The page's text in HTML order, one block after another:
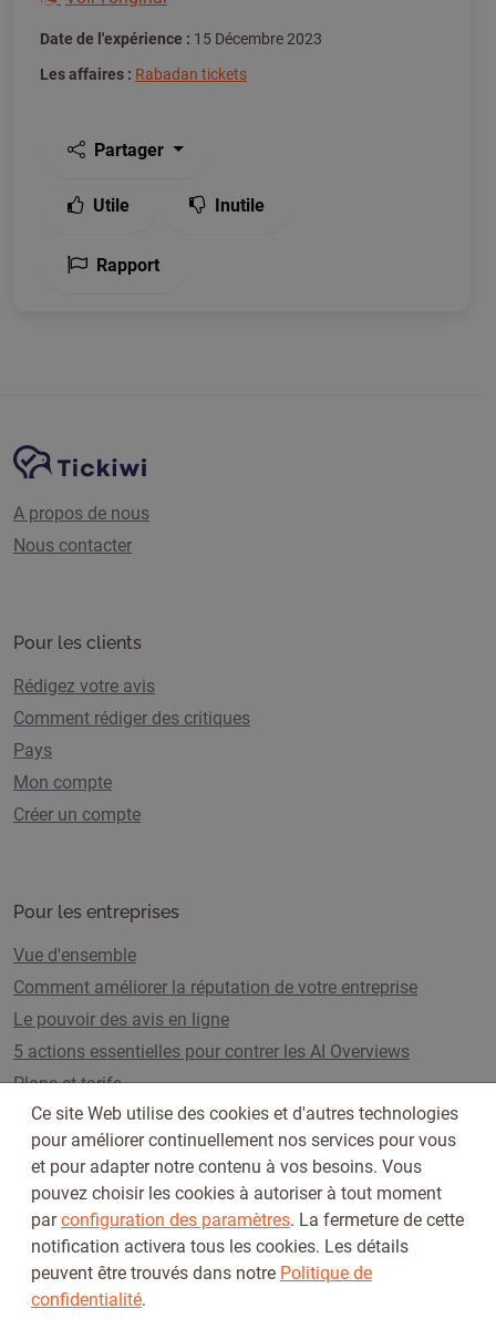
Date de l'expérience : 15 Décembre 2023
Les affaires : Rabadan tickets
Partager
Utile Inutile
Rapport
Navigation du sitePlate-forme Tickiwi
A propos de nous
Nous contacter
Pour les clients
Rédigez votre avis
Comment rédiger des critiques
Pays
Mon compte
Créer un compte
Pour les entreprises
Vue d'ensemble
Comment améliorer la réputation de votre entreprise
Le pouvoir des avis en ligne
5 actions essentielles pour contrer les AI Overviews
Plans et tarifs
Suivez-nous sur
Ce site Web utilise des cookies et d'autres technologies
pour améliorer continuellement nos services pour vous
et pour adapter notre contenu à vos besoins. Vous
pouvez choisir les cookies à autoriser à tout moment
parconfiguration des paramètres. La fermeture de cette
notification activera tous les cookies. Les détails
peuvent être trouvés dans notre Politique de
confidentialité.